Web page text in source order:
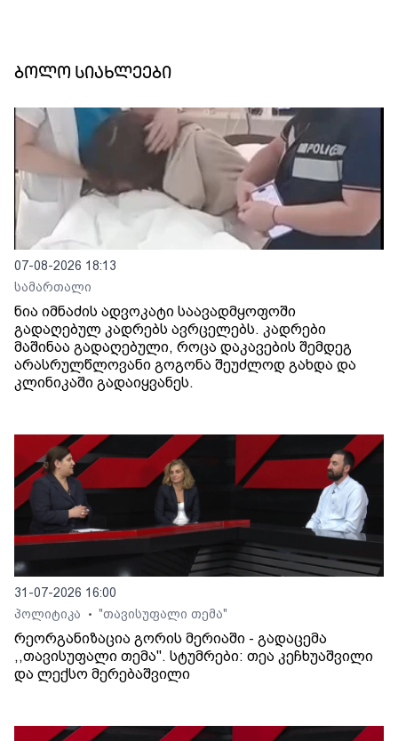
ბოლო სიახლეები
07-08-2026 18:13
სამართალი
ნია იმნაძის ადვოკატი საავადმყოფოში
გადაღებულ კადრებს ავრცელებს. კადრები
მაშინაა გადაღებული, როცა დაკავების შემდეგ
არასრულწლოვანი გოგონა შეუძლოდ გახდა და
კლინიკაში გადაიყვანეს.
31-07-2026 16:00
პოლიტიკა
• "თავისუფალი თემა"
რეორგანიზაცია გორის მერიაში - გადაცემა
,,თავისუფალი თემა". სტუმრები: თეა კეჩხუაშვილი
და ლექსო მერებაშვილი